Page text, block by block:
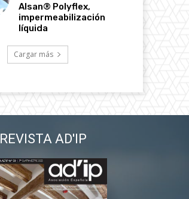
Alsan® Polyflex,
impermeabilización
líquida
Cargar más
REVISTA AD'IP